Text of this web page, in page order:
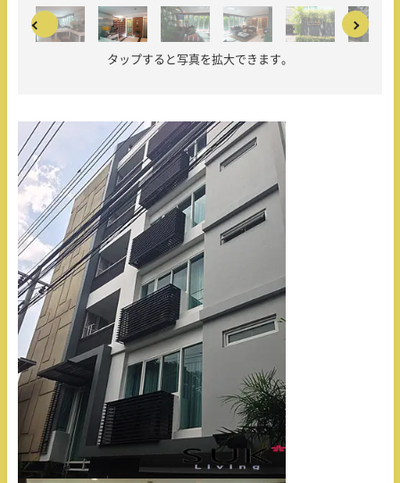
タップすると写真を拡大できます。